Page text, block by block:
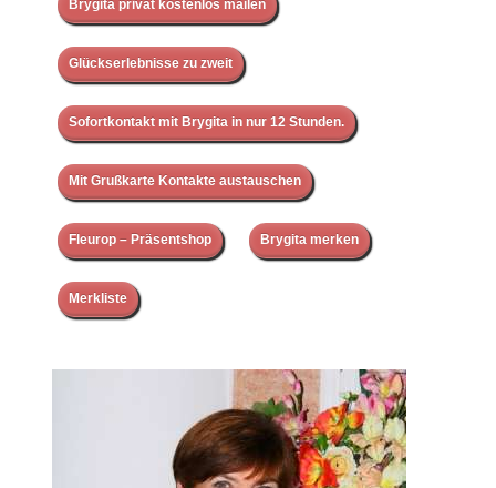
Brygita privat kostenlos mailen
Glückserlebnisse zu zweit
Sofortkontakt mit Brygita in nur 12 Stunden.
Mit Grußkarte Kontakte austauschen
Fleurop – Präsentshop Brygita merken
Merkliste